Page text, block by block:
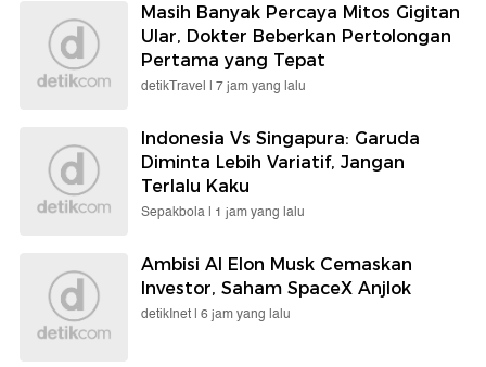
Masih Banyak Percaya Mitos Gigitan
Ular, Dokter Beberkan Pertolongan
Pertama yang Tepat
detikTravel | 7 jam yang lalu
Indonesia Vs Singapura: Garuda
Diminta Lebih Variatif, Jangan
Terlalu Kaku
Sepakbola | 1 jam yang lalu
Ambisi AI Elon Musk Cemaskan
Investor, Saham SpaceX Anjlok
detikInet | 6 jam yang lalu